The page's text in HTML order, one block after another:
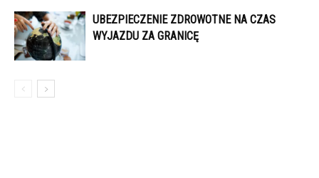
UBEZPIECZENIE ZDROWOTNE NA CZAS
WYJAZDU ZA GRANICĘ